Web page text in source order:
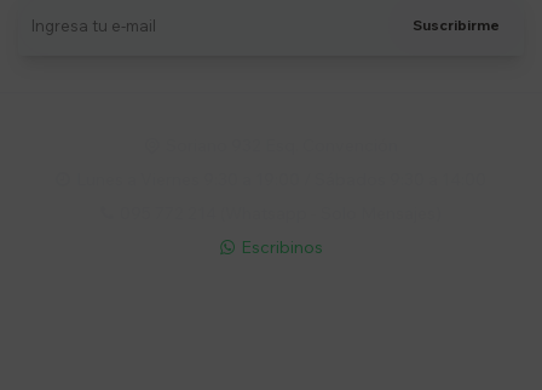
Suscribirme
 Escribinos